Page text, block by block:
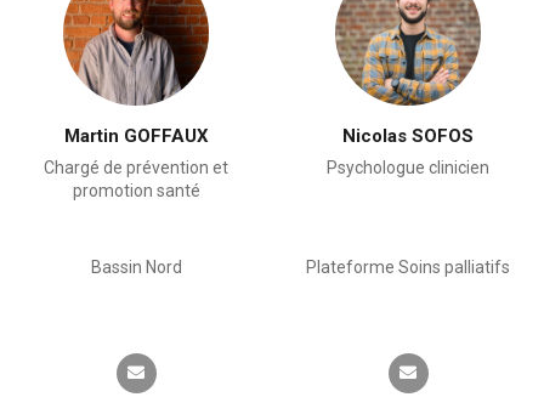
Martin GOFFAUX
Chargé de prévention et
promotion santé
Bassin Nord
Nicolas SOFOS
Psychologue clinicien
Plateforme Soins palliatifs